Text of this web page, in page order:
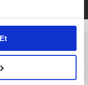
özel
Bunu yaparken
deneyimi sunmak
adına
ve bu noktada,